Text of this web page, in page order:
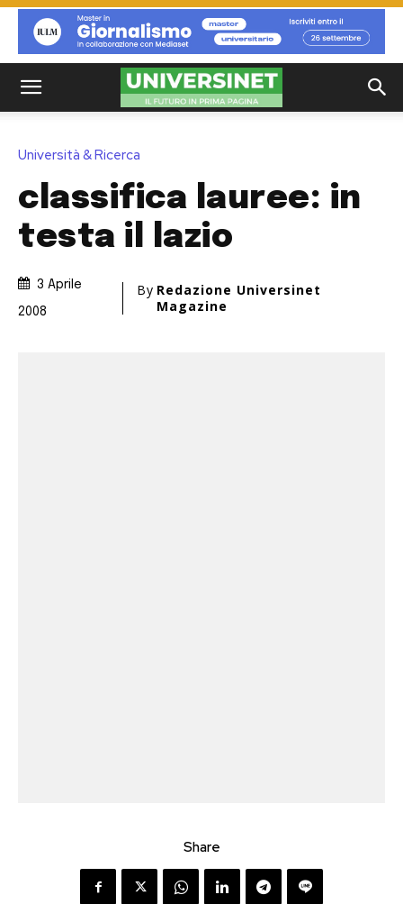
Università & Ricerca
classifica lauree: in
testa il lazio
3 Aprile
2008
By Redazione Universinet
Magazine
Share